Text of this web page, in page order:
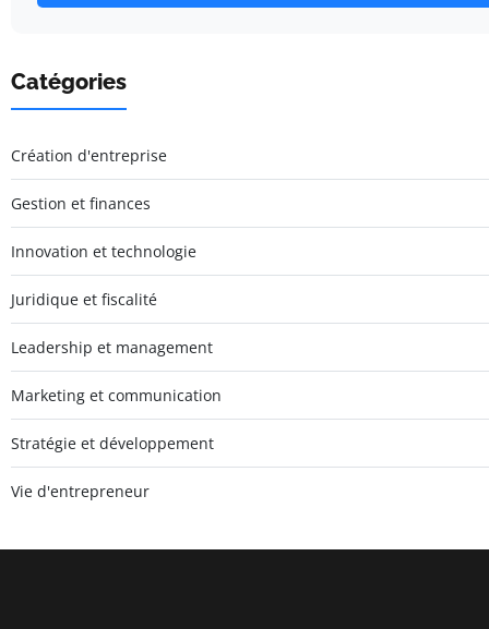
Catégories
Création d'entreprise
Gestion et finances
Innovation et technologie
Juridique et fiscalité
Leadership et management
Marketing et communication
Stratégie et développement
Vie d'entrepreneur